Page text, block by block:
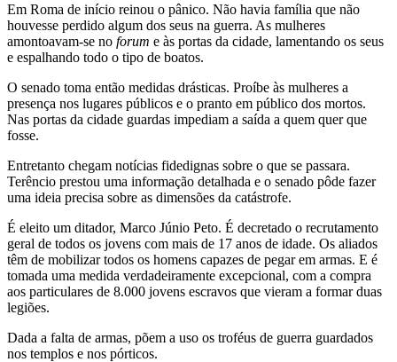
Em Roma de início reinou o pânico. Não havia família que não
houvesse perdido algum dos seus na guerra. As mulheres
amontoavam-se no forum e às portas da cidade, lamentando os seus
e espalhando todo o tipo de boatos.
O senado toma então medidas drásticas. Proíbe às mulheres a
presença nos lugares públicos e o pranto em público dos mortos.
Nas portas da cidade guardas impediam a saída a quem quer que
fosse.
Entretanto chegam notícias fidedignas sobre o que se passara.
Terêncio prestou uma informação detalhada e o senado pôde fazer
uma ideia precisa sobre as dimensões da catástrofe.
É eleito um ditador, Marco Júnio Peto. É decretado o recrutamento
geral de todos os jovens com mais de 17 anos de idade. Os aliados
têm de mobilizar todos os homens capazes de pegar em armas. E é
tomada uma medida verdadeiramente excepcional, com a compra
aos particulares de 8.000 jovens escravos que vieram a formar duas
legiões.
Dada a falta de armas, põem a uso os troféus de guerra guardados
nos templos e nos pórticos.